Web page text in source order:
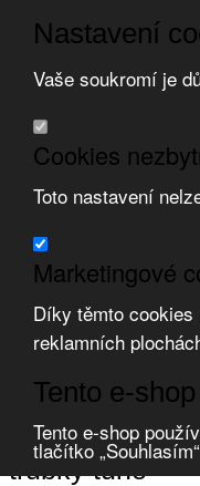
Nastavení
Vaše soukromí je
Cookies
Toto nastavení
Marketingové
Díky těmto
reklamních
Tento e-
Tento e-shop
tlačítko
Přeskočit na hlavní obsah
Obchodní podmínky
Registrace
Zvolte měnu:
Přihlásit uživatele
Úvod Uložení vedení,
trubky tuhé